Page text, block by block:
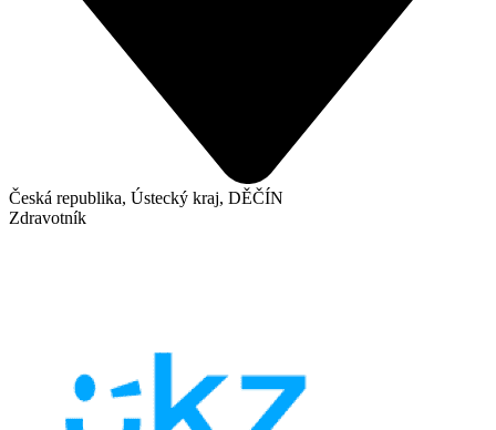
Česká republika, Ústecký kraj, DĚČÍN
Zdravotník